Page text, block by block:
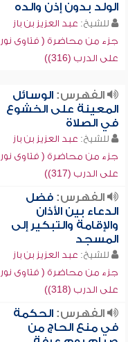
الولد بدون إذن والده
للشيخ: عبد العزيز بن باز
جزء من محاضرة ( فتاوى نور
على الدرب (316))
الفهرس:الوسائل
المعينة على الخشوع
في الصلاة
للشيخ: عبد العزيز بن باز
جزء من محاضرة ( فتاوى نور
على الدرب (317))
الفهرس:فضل
الدعاء بين الأذان
والإقامة والتبكير إلى
المسجد
للشيخ: عبد العزيز بن باز
جزء من محاضرة ( فتاوى نور
على الدرب (318))
الفهرس:الحكمة
في منع الحاج من